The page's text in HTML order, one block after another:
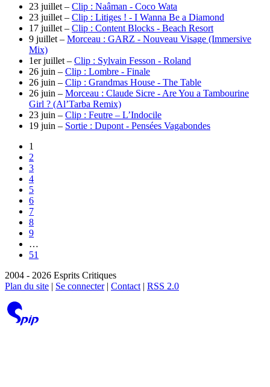
23 juillet – Clip : Naâman - Coco Wata
23 juillet – Clip : Litiges ! - I Wanna Be a Diamond
17 juillet – Clip : Content Blocks - Beach Resort
9 juillet – Morceau : GARZ - Nouveau Visage (Immersive
Mix)
1er juillet – Clip : Sylvain Fesson - Roland
26 juin – Clip : Lombre - Finale
26 juin – Clip : Grandmas House - The Table
26 juin – Morceau : Claude Sicre - Are You a Tambourine
Girl ? (Al’Tarba Remix)
23 juin – Clip : Feutre – L’Indocile
19 juin – Sortie : Dupont - Pensées Vagabondes
1
2
3
4
5
6
7
8
9
…
51
2004 - 2026 Esprits Critiques
Plan du site | Se connecter| Contact | RSS 2.0